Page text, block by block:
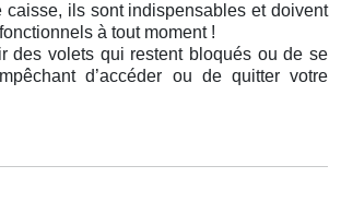
caisse, ils sont indispensables et doivent
à tout moment !
des volets qui restent bloqués ou de se
d’accéder ou de quitter votre